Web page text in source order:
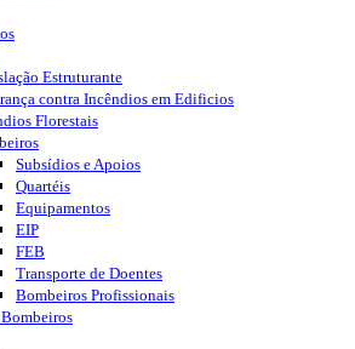
Estruturante
contra Incêndios em Edificios
Florestais
Subsídios e Apoios
Quartéis
Equipamentos
EIP
FEB
Transporte de Doentes
Bombeiros Profissionais